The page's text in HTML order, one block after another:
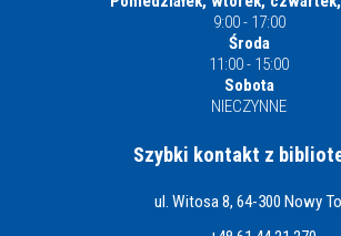
9:00 - 17:00
Środa
11:00 - 15:00
Sobota
NIECZYNNE
Szybki kontakt z
ul. Witosa 8, 64-300 Nowy